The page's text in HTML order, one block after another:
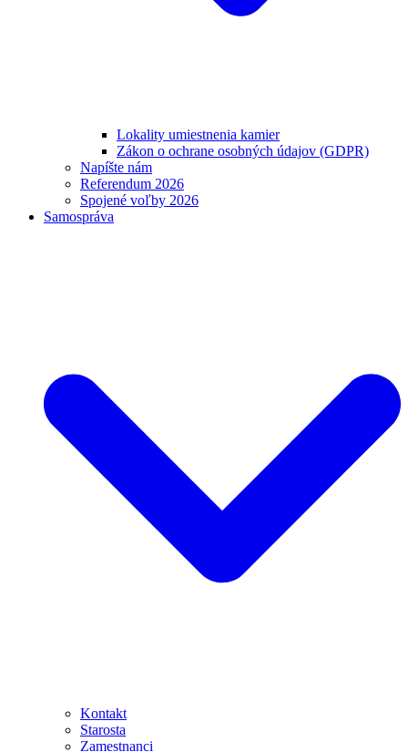
Lokality umiestnenia kamier
Zákon o ochrane osobných údajov (GDPR)
Napíšte nám
Referendum 2026
Spojené voľby 2026
Samospráva
Kontakt
Starosta
Zamestnanci